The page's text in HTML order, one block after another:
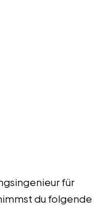
für
du folgende